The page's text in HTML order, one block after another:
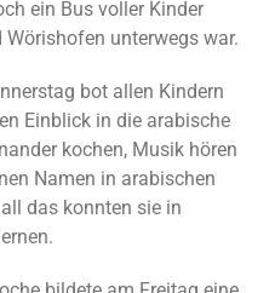
ein Bus voller Kinder
unterwegs war.
bot allen Kindern
Einblick in die arabische
kochen, Musik hören
Namen in arabischen
das konnten sie in